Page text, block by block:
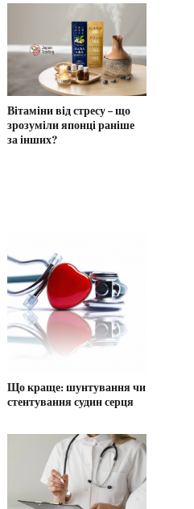
Вітаміни від стресу – що
зрозуміли японці раніше
за інших?
Що краще: шунтування чи
стентування судин серця